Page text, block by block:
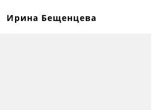
Ирина Бещенцева